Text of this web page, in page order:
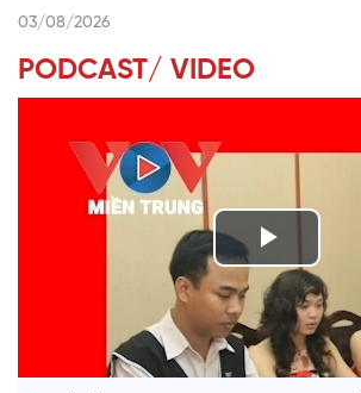
03/08/2026
PODCAST/ VIDEO
P
l
a
VÀI PHÚT DÀNH CHO QUẢNG BÁ